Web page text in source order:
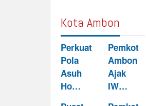
Kota Ambon
Perkuat
Pola
Asuh
Ho…
Pemkot
Ambon
Ajak
IW…